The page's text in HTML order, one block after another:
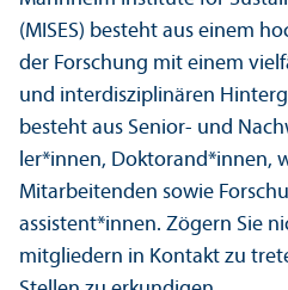
(MISES) besteht aus einem
der Forschung mit einem
und interdisziplinären
besteht aus Senior- und
ler*innen, Doktorand*innen,
Mitarbeitenden sowie
assistent*innen. Zögern Sie
mitgliedern in Kontakt zu